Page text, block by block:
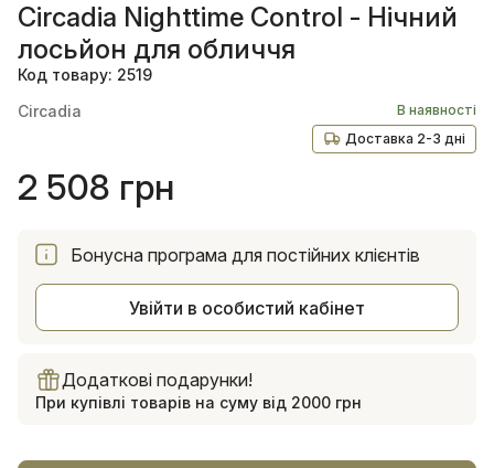
Circadia Nighttime Control - Нічний
лосьйон для обличчя
Код товару: 2519
Circadia
В наявності
Доставка 2-3 дні
2 508 грн
Бонусна програма для постійних клієнтів
Увійти в особистий кабінет
Додаткові подарунки!
При купівлі товарів на суму від 2000 грн